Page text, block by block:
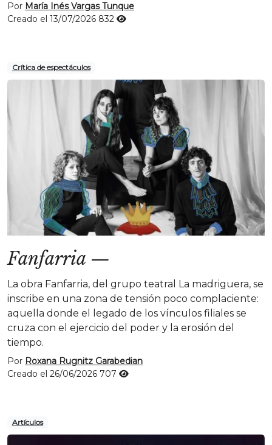
Por María Inés Vargas Tunque
Creado el 13/07/2026 832
Crítica de espectáculos
Fanfarria —
La obra Fanfarria, del grupo teatral La madriguera, se
inscribe en una zona de tensión poco complaciente:
aquella donde el legado de los vínculos filiales se
cruza con el ejercicio del poder y la erosión del
tiempo.
Por Roxana Rugnitz Garabedian
Creado el 26/06/2026 707
Artículos